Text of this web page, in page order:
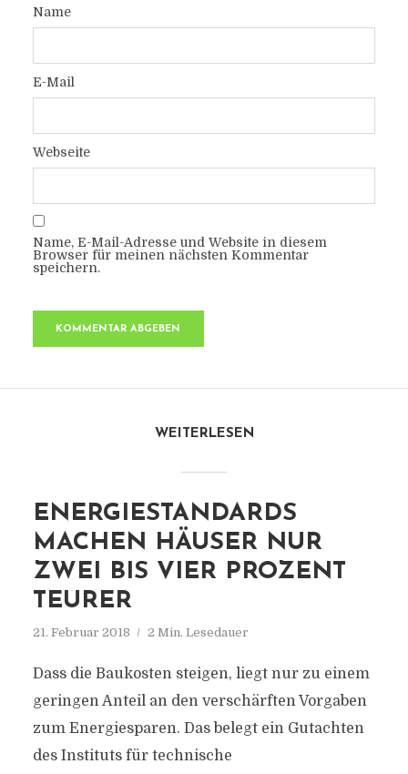
Name
E-Mail
Webseite
Name, E-Mail-Adresse und Website in diesem
Browser für meinen nächsten Kommentar
speichern.
WEITERLESEN
ENERGIESTANDARDS
MACHEN HÄUSER NUR
ZWEI BIS VIER PROZENT
TEURER
21. Februar 2018 2 Min. Lesedauer
Dass die Baukosten steigen, liegt nur zu einem
geringen Anteil an den verschärften Vorgaben
zum Energiesparen. Das belegt ein Gutachten
des Instituts für technische